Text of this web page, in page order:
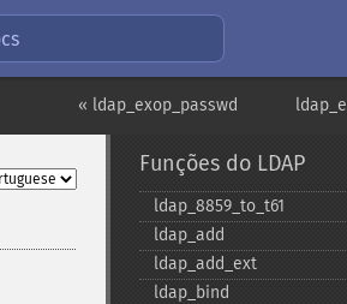
« ldap_exop_passwd
Funções do LDAP
ldap_​8859_​to_​t61
ldap_​add
ldap_​add_​ext
ldap_​bind